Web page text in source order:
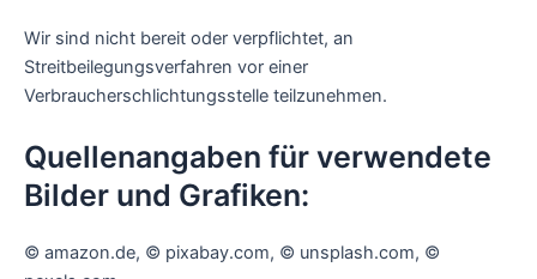
Wir sind nicht bereit oder verpflichtet, an
Streitbeilegungsverfahren vor einer
Verbraucherschlichtungsstelle teilzunehmen.
Quellenangaben für verwendete
Bilder und Grafiken:
© amazon.de, © pixabay.com, © unsplash.com, ©